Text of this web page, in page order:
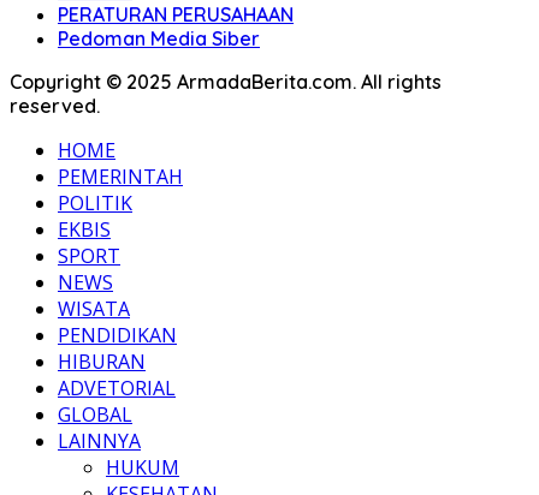
PERATURAN PERUSAHAAN
Pedoman Media Siber
Copyright © 2025 ArmadaBerita.com. All rights
reserved.
HOME
PEMERINTAH
POLITIK
EKBIS
SPORT
NEWS
WISATA
PENDIDIKAN
HIBURAN
ADVETORIAL
GLOBAL
LAINNYA
HUKUM